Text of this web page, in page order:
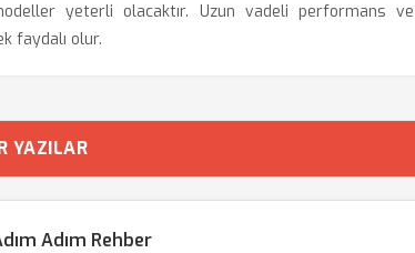
yeterli olacaktır. Uzun vadeli performans ve
faydalı olur.
YAZILAR
Adım Rehber